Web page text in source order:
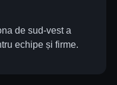
de sud-vest a
echipe și firme.